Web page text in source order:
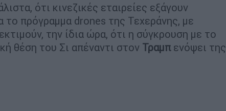
ότι κινεζικές εταιρείες εξάγουν
το πρόγραμμα drones της Τεχεράνης, με
την ίδια ώρα, ότι η σύγκρουση με το
θέση του Σι απέναντι στον Τραμπενόψει της